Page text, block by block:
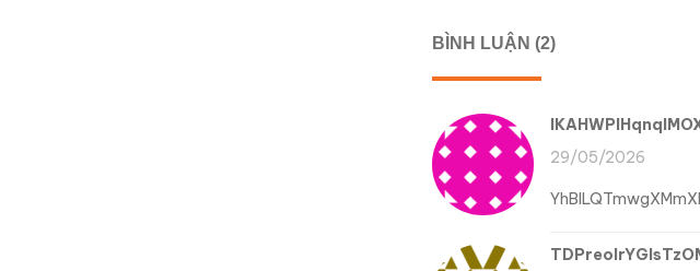
BÌNH LUẬN (2)
29/05/2026